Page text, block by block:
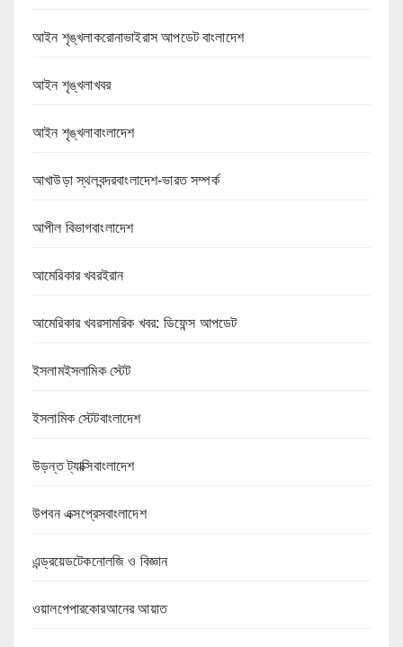
আইন শৃঙ্খলাকরোনাভাইরাস আপডেট বাংলাদেশ
আইন শৃঙ্খলাখবর
আইন শৃঙ্খলাবাংলাদেশ
আখাউড়া স্থলবন্দরবাংলাদেশ-ভারত সম্পর্ক
আপীল বিভাগবাংলাদেশ
আমেরিকার খবরইরান
আমেরিকার খবরসামরিক খবর: ডিফেন্স আপডেট
ইসলামইসলামিক স্টেট
ইসলামিক স্টেটবাংলাদেশ
উড়ন্ত ট্যাক্সিবাংলাদেশ
উপবন এক্সপ্রেসবাংলাদেশ
এন্ড্রয়েডটেকনোলজি ও বিজ্ঞান
ওয়ালপেপারকোরআনের আয়াত